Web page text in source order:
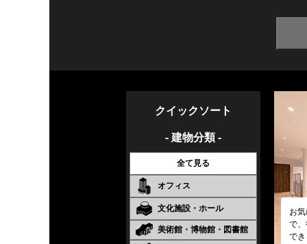
クイックソート
- 建物分類 -
全て見る
オフィス
文化施設・ホール
美術館・博物館・図書館
お
で
で